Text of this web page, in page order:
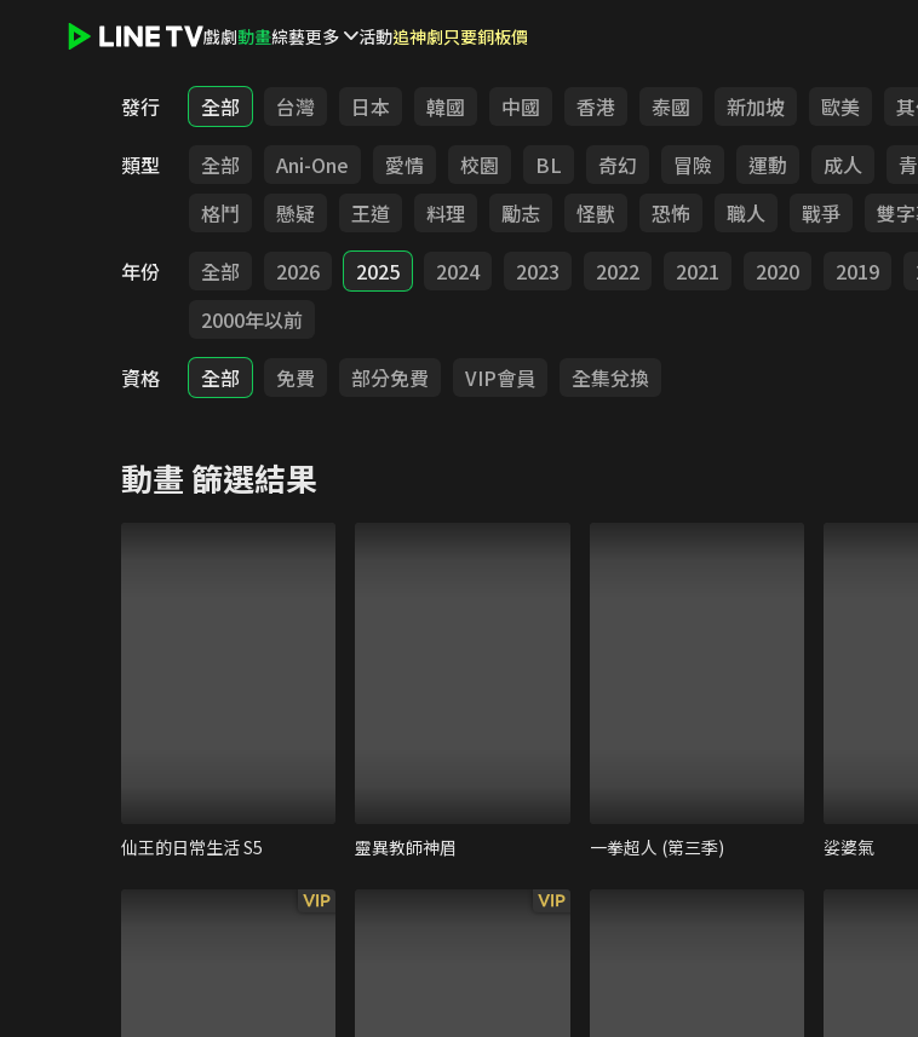
戲劇動畫綜藝更多 活動追神劇只要銅板價
發行 全部 台灣 日本 韓國 中國 香港 泰國 新加坡 歐美
類型
全部 Ani-One 愛情 校園 BL 奇幻 冒險 運動 成人
格鬥
懸疑 王道 料理 勵志 怪獸 恐怖 職人 戰爭
雙
年份
全部 2026 2025 2024 2023 2022 2021 2020 2019
2000年以前
資格
全部 免費 部分免費 VIP會員 全集兌換
動畫 篩選結果
仙王的日常生活 S5 靈異教師神眉 一拳超人 (第三季) 娑婆氣
VIP VIP